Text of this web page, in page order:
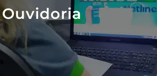
Ouvidoria